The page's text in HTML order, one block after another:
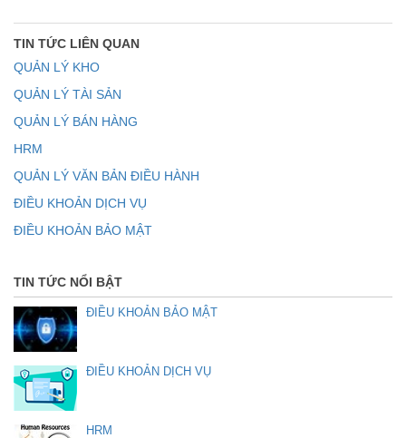
TIN TỨC LIÊN QUAN
QUẢN LÝ KHO
QUẢN LÝ TÀI SẢN
QUẢN LÝ BÁN HÀNG
HRM
QUẢN LÝ VĂN BẢN ĐIỀU HÀNH
ĐIỀU KHOẢN DỊCH VỤ
ĐIỀU KHOẢN BẢO MẬT
TIN TỨC NỔI BẬT
ĐIỀU KHOẢN BẢO MẬT
ĐIỀU KHOẢN DỊCH VỤ
HRM